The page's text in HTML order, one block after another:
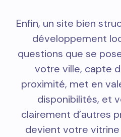
Enfin, un site bien
développement
questions que se
votre ville, capte
proximité, met en
disponibilités, et
clairement d’autres
devient votre vitrine